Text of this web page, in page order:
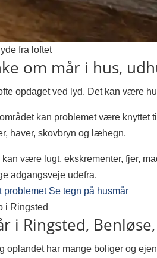
fra loftet
om mår i hus,
opdaget ved lyd. Det kan være
området kan problemet være
haver, skovbryn og læhegn.
være lugt, ekskrementer, fjer,
adgangsveje udefra.
problemet Se tegn på husmår
i Ringsted
i Ringsted,
oplandet har mange boliger og